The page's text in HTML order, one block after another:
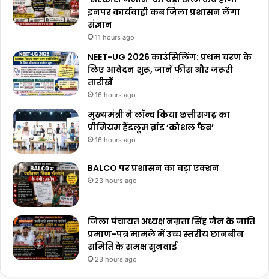
इनपर कार्यवाही कब जिला प्रशासन लेंगा
संज्ञान
11 hours ago
NEET-UG 2026 काउंसिलिंग: प्रथम चरण के
लिए आवेदन शुरू, जानें फीस और जरूरी
तारीखें
16 hours ago
मुख्यमंत्री ने लॉन्च किया छत्तीसगढ़ का
प्रीमियम हैंडलूम ब्रांड ‘कोशल फैब’
16 hours ago
BALCO पर प्रशासन का बड़ा एक्शन
23 hours ago
जिला पंचायत अध्यक्ष नम्रता सिंह जैन के जाति
प्रमाण-पत्र मामले में उच्च स्तरीय छानबीन
समिति के समक्ष सुनवाई
23 hours ago